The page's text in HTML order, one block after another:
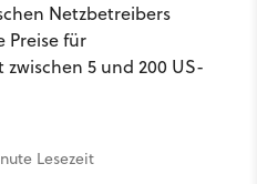
Netzbetreibers
Preise für
5 und 200 US-
Lesezeit